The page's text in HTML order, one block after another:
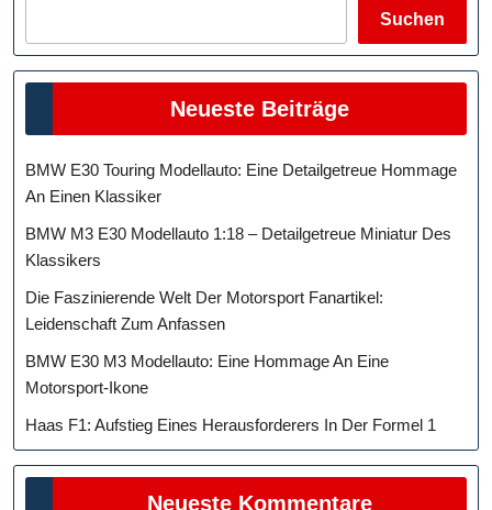
Suchen
Neueste Beiträge
BMW E30 Touring Modellauto: Eine Detailgetreue Hommage
An Einen Klassiker
BMW M3 E30 Modellauto 1:18 – Detailgetreue Miniatur Des
Klassikers
Die Faszinierende Welt Der Motorsport Fanartikel:
Leidenschaft Zum Anfassen
BMW E30 M3 Modellauto: Eine Hommage An Eine
Motorsport-Ikone
Haas F1: Aufstieg Eines Herausforderers In Der Formel 1
Neueste Kommentare